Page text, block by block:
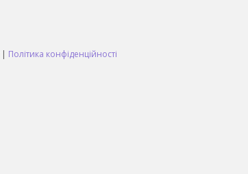
| Політика конфіденційності